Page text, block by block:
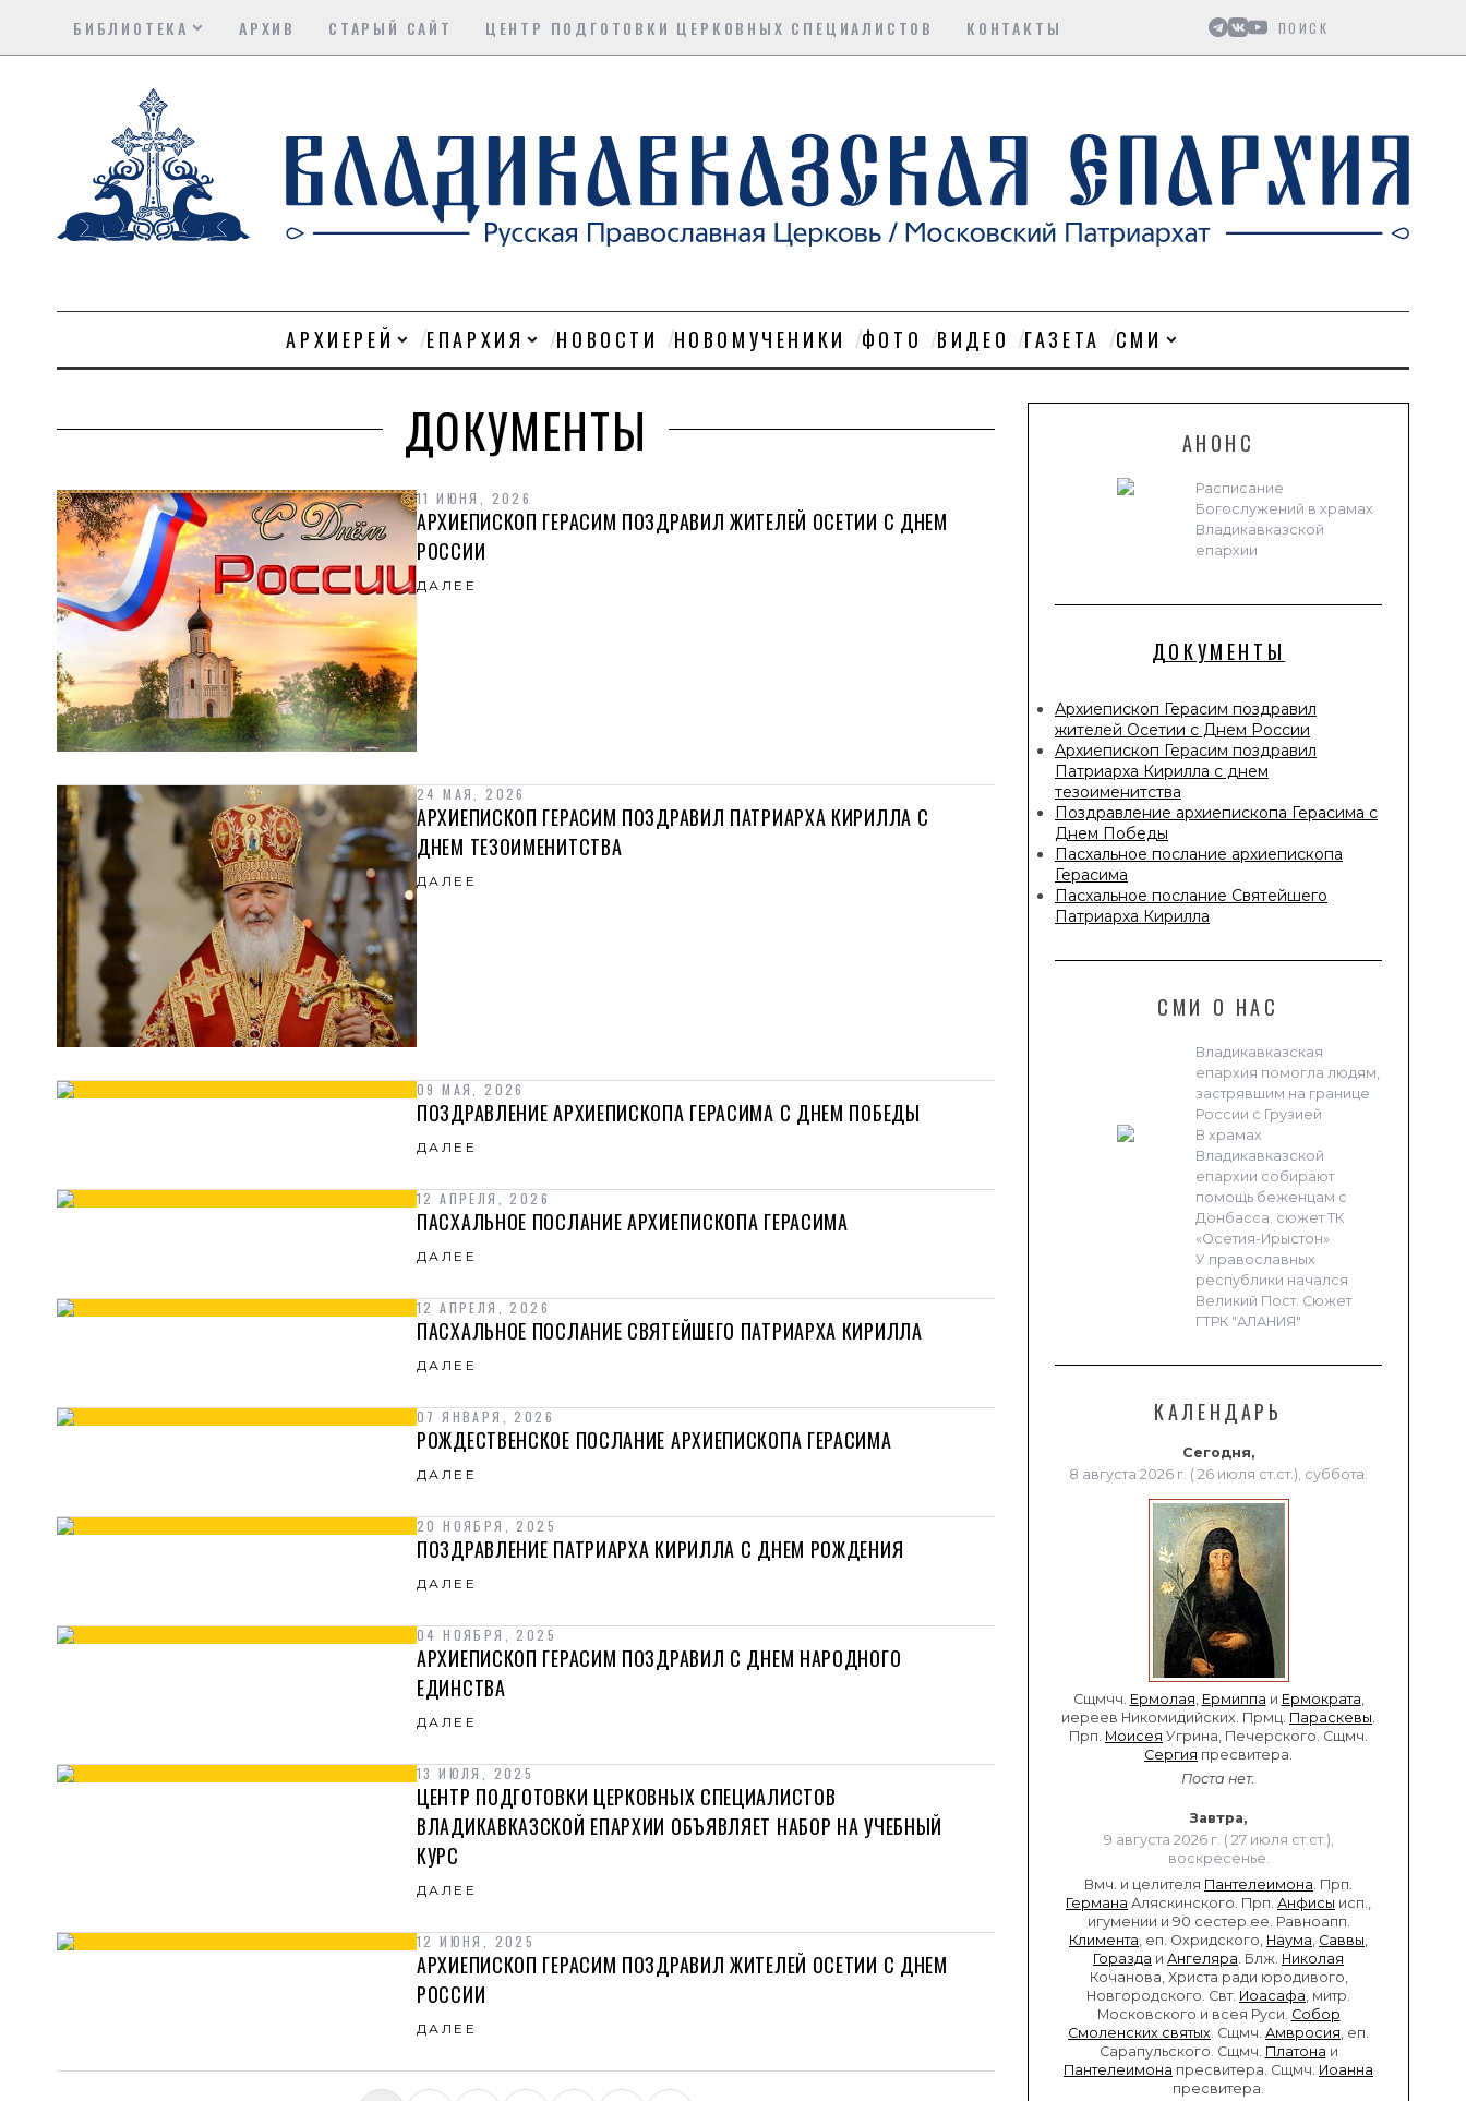
БИБЛИОТЕКА АРХИВ СТАРЫЙ САЙТ ЦЕНТР ПОДГОТОВКИ ЦЕРКОВНЫХ СПЕЦИАЛИСТОВ КОНТАКТЫ
АРХИЕРЕЙ ЕПАРХИЯ НОВОСТИ НОВОМУЧЕНИКИ ФОТО ВИДЕО ГАЗЕТА СМИ
АНОНС
Расписание
Богослужений в храмах
Владикавказской
епархии
ДОКУМЕНТЫ
Архиепископ Герасим поздравил
жителей Осетии с Днем России
Архиепископ Герасим поздравил
Патриарха Кирилла с днем
тезоименитства
Поздравление архиепископа Герасима с
Днем Победы
Пасхальное послание архиепископа
Герасима
Пасхальное послание Святейшего
Патриарха Кирилла
СМИ О НАС
Владикавказская
епархия помогла людям,
застрявшим на границе
России с Грузией
В храмах
Владикавказской
епархии собирают
помощь беженцам с
Донбасса. сюжет ТК
«Осетия-Ирыстон»
У православных
республики начался
Великий Пост. Сюжет
ГТРК "АЛАНИЯ"
КАЛЕНДАРЬ
Сегодня,
8 августа 2026 г. ( 26 июля ст.ст.), суббота.
Сщмчч. Ермолая Ермиппа и Ермократа
иереев Никомидийских. Прмц. Параскевы
Прп. Моисея Угрина, Печерского. Сщмч.
Сергия пресвитера.
Поста нет.
Завтра,
9 августа 2026 г. ( 27 июля ст.ст.),
воскресенье.
Вмч. и целителя Пантелеимона . Прп.
Германа Аляскинского. Прп. Анфисы исп.,
игумении и 90 сестер ее. Равноапп.
Климента , еп. Охридского, Наума Саввы
Горазда и Ангеляра . Блж. Николая
Кочанова, Христа ради юродивого,
Новгородского. Свт. Иоасафа , митр.
Московского и всея Руси. Собор
Смоленских святых . Сщмч. Амвросия , еп.
Сарапульского. Сщмч. Платона и
Пантелеимона пресвитера. Сщмч. Иоанна
пресвитера.
ДОКУМЕНТЫ
11 ИЮНЯ, 2026
АРХИЕПИСКОП ГЕРАСИМ ПОЗДРАВИЛ ЖИТЕЛЕЙ ОСЕТИИ С ДНЕМ
РОССИИ
ДАЛЕЕ
24 МАЯ, 2026
АРХИЕПИСКОП ГЕРАСИМ ПОЗДРАВИЛ ПАТРИАРХА КИРИЛЛА С
ДНЕМ ТЕЗОИМЕНИТСТВА
ДАЛЕЕ
09 МАЯ, 2026
ПОЗДРАВЛЕНИЕ АРХИЕПИСКОПА ГЕРАСИМА С ДНЕМ ПОБЕДЫ
ДАЛЕЕ
12 АПРЕЛЯ, 2026
ПАСХАЛЬНОЕ ПОСЛАНИЕ АРХИЕПИСКОПА ГЕРАСИМА
ДАЛЕЕ
12 АПРЕЛЯ, 2026
ПАСХАЛЬНОЕ ПОСЛАНИЕ СВЯТЕЙШЕГО ПАТРИАРХА КИРИЛЛА
ДАЛЕЕ
07 ЯНВАРЯ, 2026
РОЖДЕСТВЕНСКОЕ ПОСЛАНИЕ АРХИЕПИСКОПА ГЕРАСИМА
ДАЛЕЕ
20 НОЯБРЯ, 2025
ПОЗДРАВЛЕНИЕ ПАТРИАРХА КИРИЛЛА С ДНЕМ РОЖДЕНИЯ
ДАЛЕЕ
04 НОЯБРЯ, 2025
АРХИЕПИСКОП ГЕРАСИМ ПОЗДРАВИЛ С ДНЕМ НАРОДНОГО
ЕДИНСТВА
ДАЛЕЕ
13 ИЮЛЯ, 2025
ЦЕНТР ПОДГОТОВКИ ЦЕРКОВНЫХ СПЕЦИАЛИСТОВ
ВЛАДИКАВКАЗСКОЙ ЕПАРХИИ ОБЪЯВЛЯЕТ НАБОР НА УЧЕБНЫЙ
КУРС
ДАЛЕЕ
12 ИЮНЯ, 2025
АРХИЕПИСКОП ГЕРАСИМ ПОЗДРАВИЛ ЖИТЕЛЕЙ ОСЕТИИ С ДНЕМ
РОССИИ
ДАЛЕЕ